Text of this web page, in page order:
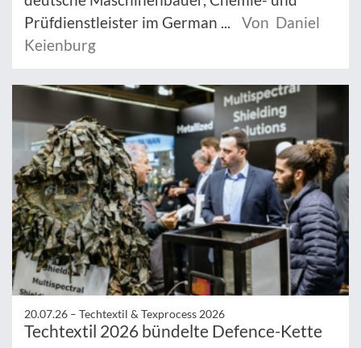
Prüfdienstleister im German ...
Von Daniel
Keienburg
20.07.26 – Techtextil & Texprocess 2026
Techtextil 2026 bündelte Defence-Kette